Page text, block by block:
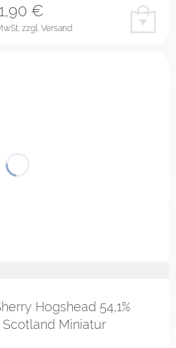
zzgl. Versand
€
Hogshead 54,1%
Miniatur